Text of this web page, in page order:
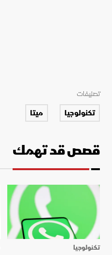
تصنيفات
تكنولوجيا ميتا
قصص قد تهمك
تكنولوجيا